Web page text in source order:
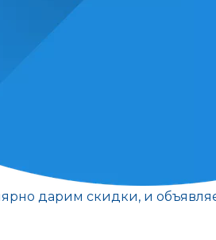
дарим скидки, и